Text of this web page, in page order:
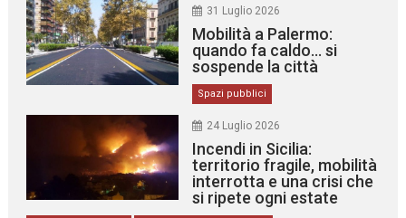
31 Luglio 2026
Mobilità a Palermo:
quando fa caldo… si
sospende la città
Spazi pubblici
24 Luglio 2026
Incendi in Sicilia:
territorio fragile, mobilità
interrotta e una crisi che
si ripete ogni estate